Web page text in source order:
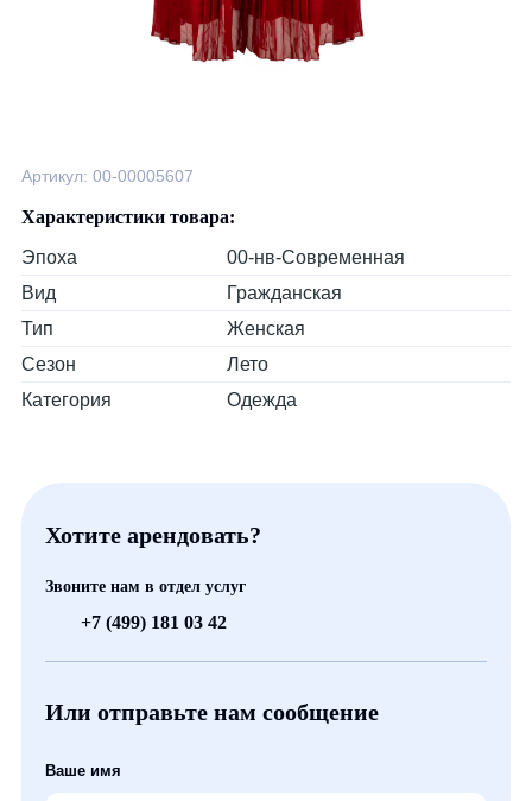
Артикул: 00-00005607
Характеристики товара:
Эпоха
00-нв-Современная
Вид
Гражданская
Тип
Женская
Сезон
Лето
Категория
Одежда
Хотите арендовать?
Звоните нам в отдел услуг
+7 (499) 181 03 42
Или отправьте нам сообщение
Ваше имя